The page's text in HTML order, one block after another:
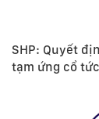
SHP: Quyết
tạm ứng cổ